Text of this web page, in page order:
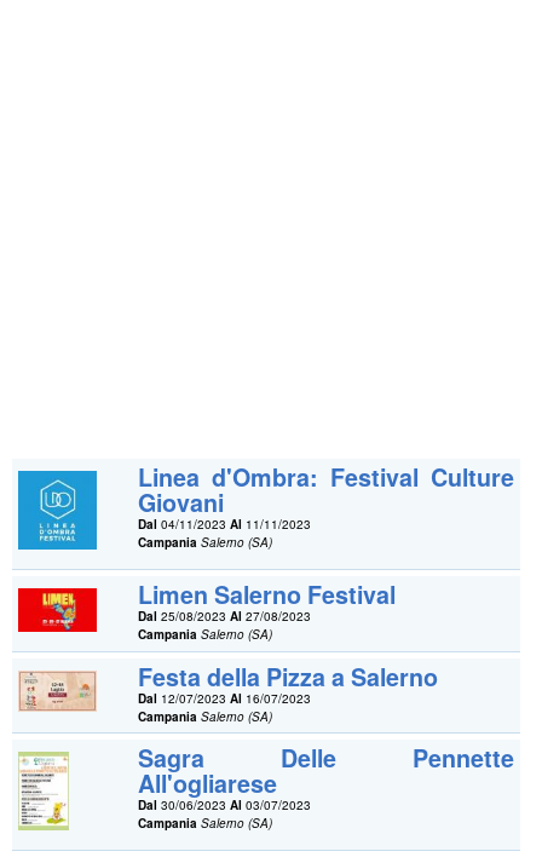
Linea d'Ombra: Festival Culture
Giovani
Dal 04/11/2023Al 11/11/2023
Campania Salerno (SA)
Limen Salerno Festival
Dal 25/08/2023Al 27/08/2023
Campania Salerno (SA)
Festa della Pizza a Salerno
Dal 12/07/2023Al 16/07/2023
Campania Salerno (SA)
Sagra Delle Pennette
All'ogliarese
Dal 30/06/2023Al 03/07/2023
Campania Salerno (SA)